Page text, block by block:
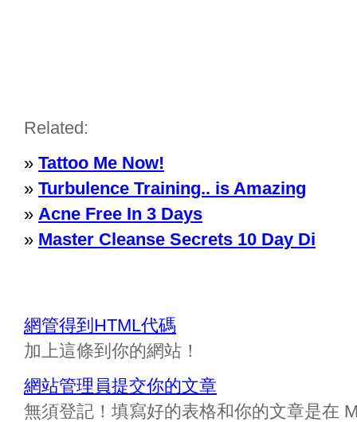
Related:
» Tattoo Me Now!
» Turbulence Training.. is Amazing
» Acne Free In 3 Days
» Master Cleanse Secrets 10 Day Di
網管得到HTML代碼
加上這條到你的網站！
網站管理員提交你的文章
無須登記！填寫好的表格和你的文章是在